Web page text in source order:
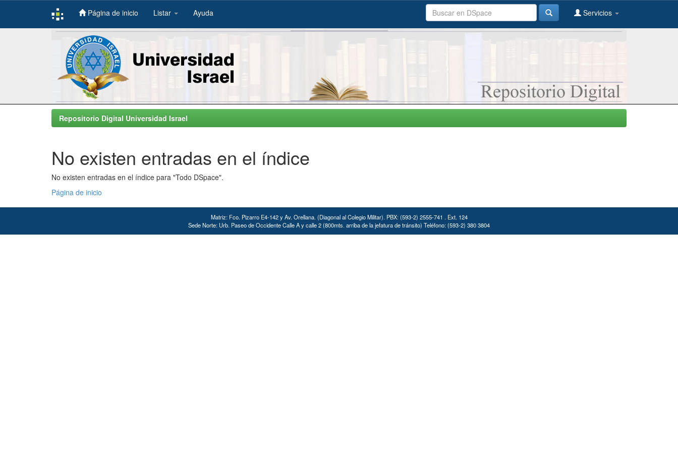
Skip
Página de inicio Listar Ayuda Servicios
Repositorio Digital Universidad Israel
No existen entradas en el índice
No existen entradas en el índice para "Todo DSpace".
Página de inicio
Matriz: Fco. Pizarro E4-142 y Av. Orellana. (Diagonal al Colegio Militar). PBX: (593-2) 2555-741 . Ext. 124
Sede Norte: Urb. Paseo de Occidente Calle A y calle 2 (800mts. arriba de la jefatura de tránsito) Teléfono: (593-2) 380 3804